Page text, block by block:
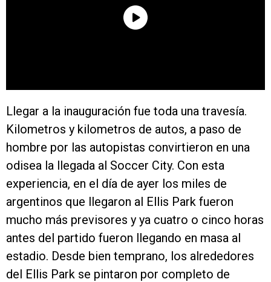
Llegar a la inauguración fue toda una travesía.
Kilometros y kilometros de autos, a paso de
hombre por las autopistas convirtieron en una
odisea la llegada al Soccer City. Con esta
experiencia, en el día de ayer los miles de
argentinos que llegaron al Ellis Park fueron
mucho más previsores y ya cuatro o cinco horas
antes del partido fueron llegando en masa al
estadio. Desde bien temprano, los alrededores
del Ellis Park se pintaron por completo de